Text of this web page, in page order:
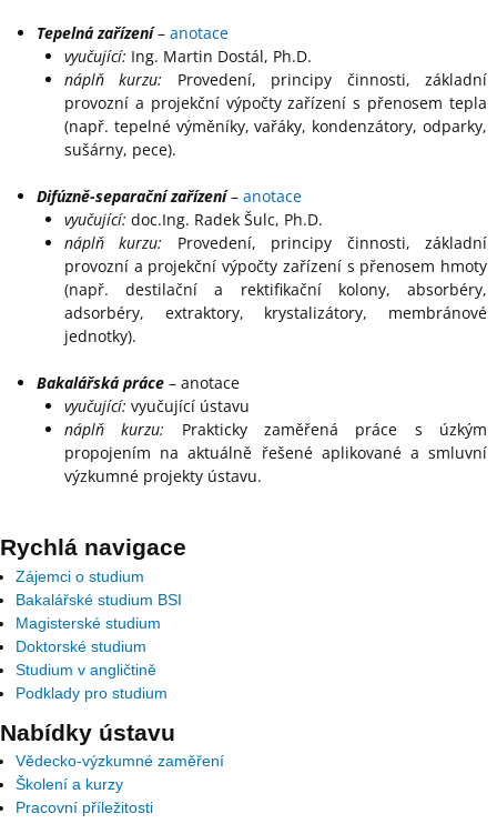
Tepelná zařízení–anotace
vyučující: Ing. Martin Dostál, Ph.D.
náplň kurzu: Provedení, principy činnosti, základní
provozní a projekční výpočty zařízení s přenosem tepla
(např. tepelné výměníky, vařáky, kondenzátory, odparky,
sušárny, pece).
Difúzně-separační zařízení–anotace
vyučující: doc.Ing. Radek Šulc, Ph.D.
náplň kurzu: Provedení, principy činnosti, základní
provozní a projekční výpočty zařízení s přenosem hmoty
(např. destilační a rektifikační kolony, absorbéry,
adsorbéry, extraktory, krystalizátory, membránové
jednotky).
Bakalářská práce – anotace
vyučující: vyučující ústavu
náplň kurzu: Prakticky zaměřená práce s úzkým
propojením na aktuálně řešené aplikované a smluvní
výzkumné projekty ústavu.
Rychlá navigace
Zájemci o studium
Bakalářské studium BSI
Magisterské studium
Doktorské studium
Studium v angličtině
Podklady pro studium
Nabídky ústavu
Vědecko-výzkumné zaměření
Školení a kurzy
Pracovní příležitosti